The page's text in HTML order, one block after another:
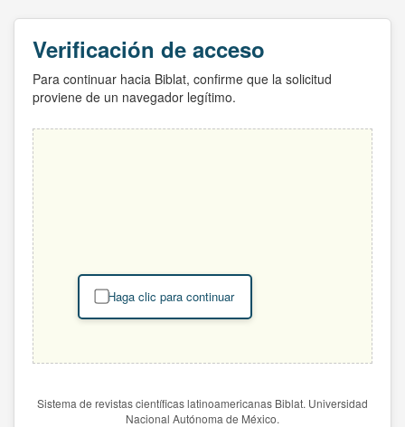
Verificación de acceso
Para continuar hacia Biblat, confirme que la solicitud
proviene de un navegador legítimo.
Haga clic para continuar
Sistema de revistas científicas latinoamericanas Biblat. Universidad
Nacional Autónoma de México.